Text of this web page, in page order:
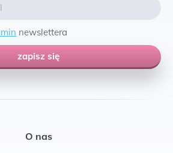
newslettera
zapisz się
O nas